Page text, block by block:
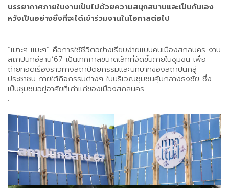
บรรยากาศภายในงานเป็นไปด้วยความสนุกสนานและเป็นกันเอง
หวังเป็นอย่างยิ่งที่จะได้เข้าร่วมงานในโอกาสต่อไป
.
“เมาะๆ แมะๆ” คือการใช้ชีวิตอย่างเรียบง่ายแบบคนเมืองสกลนคร งาน
สถาปนิกอีสาน’67 เป็นเทศกาลขนาดเล็กที่จัดขึ้นภายในชุมชน เพื่อ
ถ่ายทอดเรื่องราวทางสถาปัตยกรรมและบทบาทของสถาปนิกสู่
ประชาชน ภายใต้กิจกรรมต่างๆ ในบริเวณชุมชนคุ้มกลางธงชัย ซึ่ง
เป็นชุมชนอยู่อาศัยที่เก่าแก่ของเมืองสกลนคร
.